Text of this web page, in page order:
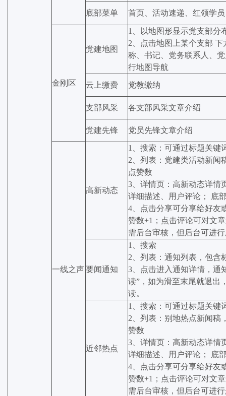
底部菜单 首页、活动速递、红领学
金刚区
党建地图
1、以地图形显示党支部分
2、点击地图上某个支部
称、书记、党务联系人、
行地图导航
云上缴费 党教缴纳
支部风采 各支部风采文章介绍
党建先锋 党员先锋文章介绍
一线之声
高新动态
1、搜索：可通过标题关键
2、列表：党建类活动新闻
点赞数
3、详情页：高新动态详情
详细描述、用户评论； 底
4、点击分享可分享给好友
赞数+1；点击评论可对文
需后台审核，但后台可进
要闻通知
1、搜索
2、列表：通知列表，包含
3、点击进入通知详情，通
读”，如为滑至末尾就退出
读。
近邻热点
1、搜索：可通过标题关键
2、列表：别地热点新闻稿
赞数
3、详情页：高新动态详情
详细描述、用户评论； 底
4、点击分享可分享给好友
赞数+1；点击评论可对文
需后台审核，但后台可进